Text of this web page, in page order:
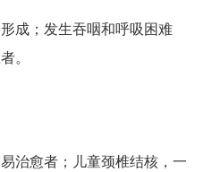
成；发生吞咽和呼吸困难
。
治愈者；儿童颈椎结核，一